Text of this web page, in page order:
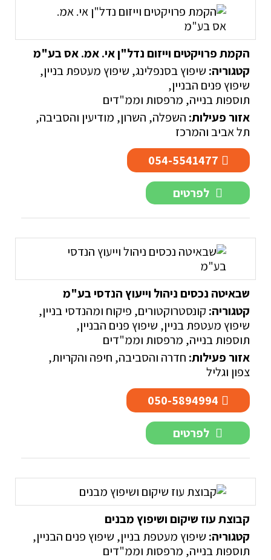
הקמת פרויקטים וייזום נדל"ן אי. אמ. אס בע"מ
קטגוריה: שיפוץ בסנפלינג, שיפוץ מעטפת בניין,
שיפוץ פנים הבניין,
תוספות בנייה, מרפסות וממ"דים
אזור פעילות: השפלה, השרון, מודיעין והסביבה,
תל אביב והמרכז
054-5541477
לפרטים
שבאיטה נכסים ניהול וייעוץ הנדסי בע"מ
קטגוריה: קונסטרוקטורים, פיקוח ומהנדסי בניין,
שיפוץ מעטפת בניין, שיפוץ פנים הבניין,
תוספות בנייה, מרפסות וממ"דים
אזור פעילות: חדרה והסביבה, חיפה והקריות,
צפון וגליל
050-5894994
לפרטים
קבוצת עוז שיקום ושיפוץ מבנים
קטגוריה: שיפוץ מעטפת בניין, שיפוץ פנים הבניין,
תוספות בנייה, מרפסות וממ"דים